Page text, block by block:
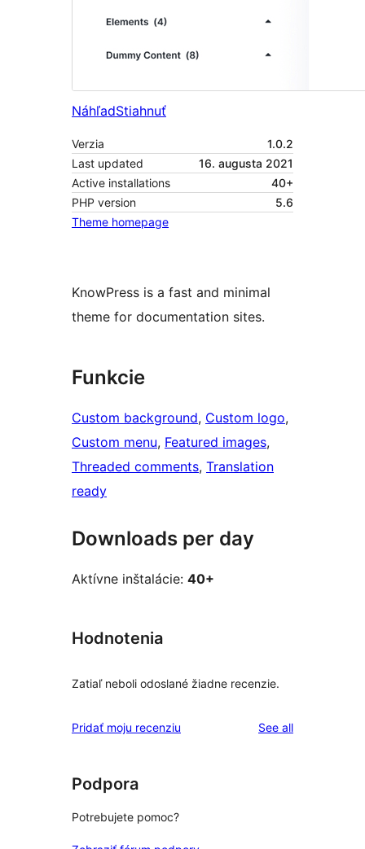
NáhľadStiahnuť
Verzia
1.0.2
Last updated
16. augusta 2021
Active installations
40+
PHP version
5.6
Theme homepage
KnowPress is a fast and minimal
theme for documentation sites.
Funkcie
Custom background, Custom logo
Custom menu, Featured images
Threaded comments, Translation
ready
Downloads per day
Aktívne inštalácie: 40+
Hodnotenia
Zatiaľ neboli odoslané žiadne recenzie.
Pridať moju recenziu See allreviews
Podpora
Potrebujete pomoc?